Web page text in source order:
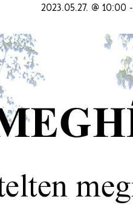
2023.05.27. @ 10:00-